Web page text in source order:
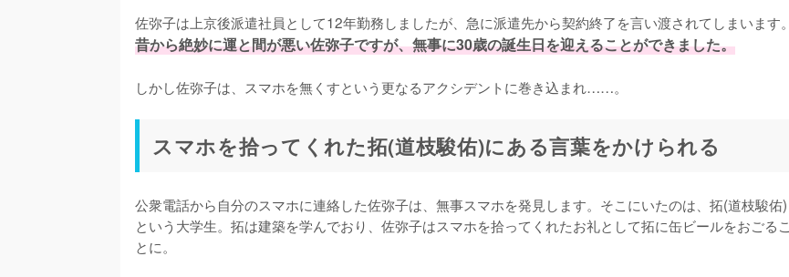
佐弥子は上京後派遣社員として12年勤務しましたが、急に派遣先から契約終了を言い渡されてしまいます。
昔から絶妙に運と間が悪い佐弥子ですが、無事に30歳の誕生日を迎えることができました。
しかし佐弥子は、スマホを無くすという更なるアクシデントに巻き込まれ……。
スマホを拾ってくれた拓(道枝駿佑)にある言葉をかけられる
公衆電話から自分のスマホに連絡した佐弥子は、無事スマホを発見します。そこにいたのは、拓(道枝駿佑)
という大学生。拓は建築を学んでおり、佐弥子はスマホを拾ってくれたお礼として拓に缶ビールをおごるこ
とに。